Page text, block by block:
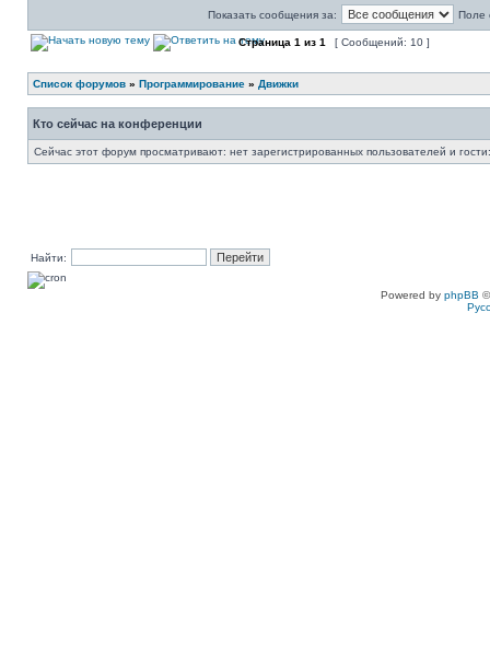
Показать сообщения за: Поле
Страница 1 из 1 [ Сообщений: 10 ]
Список форумов » Программирование » Движки
Кто сейчас на конференции
Сейчас этот форум просматривают: нет зарегистрированных пользователей и
Найти:
Powered by phpBB